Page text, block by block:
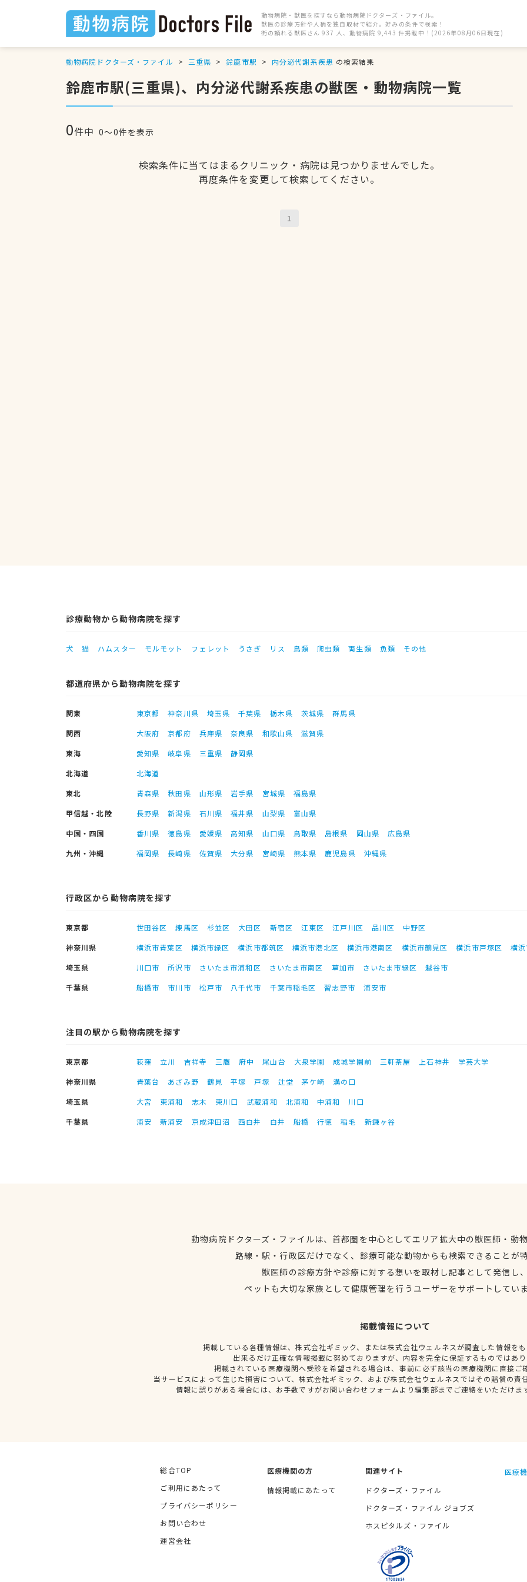
動物病院・獣医を探すなら動物病院ドクターズ・ファイル。
獣医の診療方針や人柄を独自取材で紹介。好みの条件で検索！
街の頼れる獣医さん 937 人、動物病院 9,443 件掲載中！(2026年08月06日現在)
動物病院ドクターズ・ファイル 三重県 鈴鹿市駅 内分泌代謝系疾患 の検索結果
鈴鹿市駅(三重県)、内分泌代謝系疾患の獣医・動物病院一覧
0件中 0〜0件を表示
検索条件に当てはまるクリニック・病院は見つかりませんでした。
再度条件を変更して検索してください。
1
診療動物から動物病院を探す
犬 猫 ハムスター モルモット フェレット うさぎ リス 鳥類 爬虫類 両生類 魚類 その他
都道府県から動物病院を探す
関東 東京都 神奈川県 埼玉県 千葉県 栃木県 茨城県
群馬県
関西
大阪府 京都府 兵庫県 奈良県 和歌山県
滋賀県
東海
愛知県 岐阜県 三重県
静岡県
北海道
北海道
東北
青森県 秋田県 山形県 岩手県 宮城県
福島県
甲信越・北陸
長野県 新潟県 石川県 福井県 山梨県
富山県
中国・四国
香川県 徳島県 愛媛県 高知県 山口県 鳥取県 島根県 岡山県
広島県
九州・沖縄
福岡県 長崎県 佐賀県 大分県 宮崎県 熊本県 鹿児島県 沖縄県
行政区から動物病院を探す
東京都 世田谷区 練馬区 杉並区 大田区 新宿区 江東区 江戸川区 品川区
中野区
神奈川県
横浜市青葉区 横浜市緑区 横浜市都筑区 横浜市港北区 横浜市港南区 横浜市鶴見区 横浜市戸塚区
横
埼玉県
川口市 所沢市 さいたま市浦和区 さいたま市南区 草加市 さいたま市緑区
越谷市
千葉県
船橋市 市川市 松戸市 八千代市 千葉市稲毛区 習志野市 浦安市
注目の駅から動物病院を探す
東京都 荻窪 立川 吉祥寺 三鷹 府中 尾山台 大泉学園 成城学園前 三軒茶屋 上石神井
学芸大学
神奈川県
青葉台 あざみ野 鶴見 平塚 戸塚 辻堂 茅ケ崎
溝の口
埼玉県
大宮 東浦和 志木 東川口 武蔵浦和 北浦和 中浦和
川口
千葉県
浦安 新浦安 京成津田沼 西白井 白井 船橋 行徳 稲毛 新鎌ヶ谷
動物病院ドクターズ・ファイルは、首都圏を中心としてエリア拡大中の獣医師・動
路線・駅・行政区だけでなく、診療可能な動物からも検索できることが
獣医師の診療方針や診療に対する想いを取材し記事として発信し
ペットも大切な家族として健康管理を行うユーザーをサポートしてい
掲載情報について
掲載している各種情報は、株式会社ギミック、または株式会社ウェルネスが調査した情報を
出来るだけ正確な情報掲載に努めておりますが、内容を完全に保証するものではあ
掲載されている医療機関へ受診を希望される場合は、事前に必ず該当の医療機関に直接ご
当サービスによって生じた損害について、株式会社ギミック、および株式会社ウェルネスではその賠償の責
情報に誤りがある場合には、お手数ですがお問い合わせフォームより編集部までご連絡をいただけま
総合TOP
ご利用にあたって
プライバシーポリシー
お問い合わせ
運営会社
医療機関の方
情報掲載にあたって
関連サイト
ドクターズ・ファイル
ドクターズ・ファイル ジョブズ
ホスピタルズ・ファイル
医療